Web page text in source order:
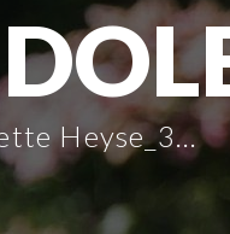
Heyse_32865